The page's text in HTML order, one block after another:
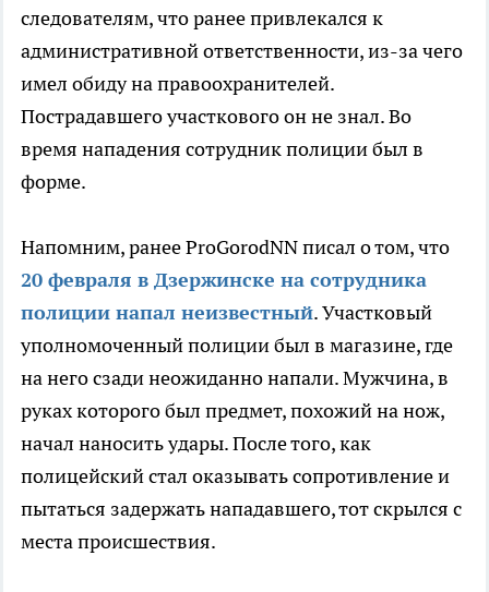
следователям, что ранее привлекался к
административной ответственности, из-за чего
имел обиду на правоохранителей.
Пострадавшего участкового он не знал. Во
время нападения сотрудник полиции был в
форме.
Напомним, ранее ProGorodNN писал о том, что
20 февраля в Дзержинске на сотрудника
полиции напал неизвестный. Участковый
уполномоченный полиции был в магазине, где
на него сзади неожиданно напали. Мужчина, в
руках которого был предмет, похожий на нож,
начал наносить удары. После того, как
полицейский стал оказывать сопротивление и
пытаться задержать нападавшего, тот скрылся с
места происшествия.